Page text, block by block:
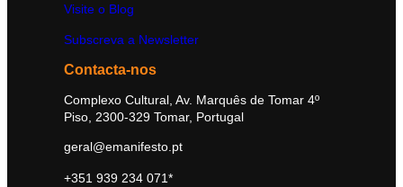
Visite o Blog
Subscreva a Newsletter
Contacta-nos
Complexo Cultural, Av. Marquês de Tomar 4º
Piso, 2300-329 Tomar, Portugal
geral@emanifesto.pt
+351 939 234 071*